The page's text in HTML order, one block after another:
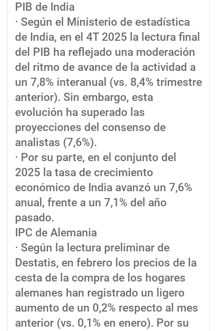
PIB de India
· Según el Ministerio de estadística
de India, en el 4T 2025 la lectura final
del PIB ha reflejado una moderación
del ritmo de avance de la actividad a
un 7,8% interanual (vs. 8,4% trimestre
anterior). Sin embargo, esta
evolución ha superado las
proyecciones del consenso de
analistas (7,6%).
· Por su parte, en el conjunto del
2025 la tasa de crecimiento
económico de India avanzó un 7,6%
anual, frente a un 7,1% del año
pasado.
IPC de Alemania
· Según la lectura preliminar de
Destatis, en febrero los precios de la
cesta de la compra de los hogares
alemanes han registrado un ligero
aumento de un 0,2% respecto al mes
anterior (vs. 0,1% en enero). Por su